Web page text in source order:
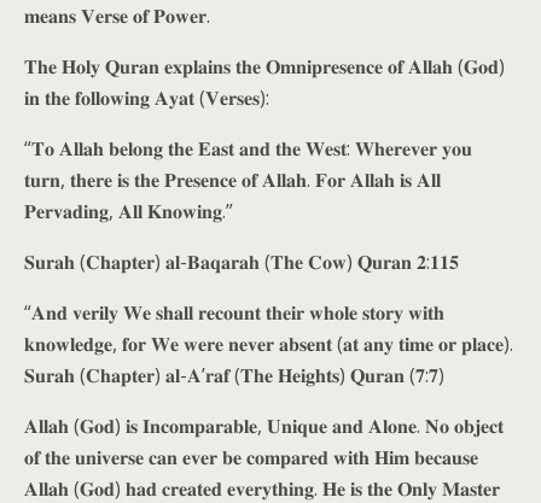
𝐦𝐞𝐚𝐧𝐬 𝐕𝐞𝐫𝐬𝐞 𝐨𝐟 𝐏𝐨𝐰𝐞𝐫.
𝐓𝐡𝐞 𝐇𝐨𝐥𝐲 𝐐𝐮𝐫𝐚𝐧 𝐞𝐱𝐩𝐥𝐚𝐢𝐧𝐬 𝐭𝐡𝐞 𝐎𝐦𝐧𝐢𝐩𝐫𝐞𝐬𝐞𝐧𝐜𝐞 𝐨𝐟 𝐀𝐥𝐥𝐚𝐡 (𝐆𝐨𝐝)
𝐢𝐧 𝐭𝐡𝐞 𝐟𝐨𝐥𝐥𝐨𝐰𝐢𝐧𝐠 𝐀𝐲𝐚𝐭 (𝐕𝐞𝐫𝐬𝐞𝐬):
“𝐓𝐨 𝐀𝐥𝐥𝐚𝐡 𝐛𝐞𝐥𝐨𝐧𝐠 𝐭𝐡𝐞 𝐄𝐚𝐬𝐭 𝐚𝐧𝐝 𝐭𝐡𝐞 𝐖𝐞𝐬𝐭: 𝐖𝐡𝐞𝐫𝐞𝐯𝐞𝐫 𝐲𝐨𝐮
𝐭𝐮𝐫𝐧, 𝐭𝐡𝐞𝐫𝐞 𝐢𝐬 𝐭𝐡𝐞 𝐏𝐫𝐞𝐬𝐞𝐧𝐜𝐞 𝐨𝐟 𝐀𝐥𝐥𝐚𝐡. 𝐅𝐨𝐫 𝐀𝐥𝐥𝐚𝐡 𝐢𝐬 𝐀𝐥𝐥
𝐏𝐞𝐫𝐯𝐚𝐝𝐢𝐧𝐠, 𝐀𝐥𝐥 𝐊𝐧𝐨𝐰𝐢𝐧𝐠.”
𝐒𝐮𝐫𝐚𝐡 (𝐂𝐡𝐚𝐩𝐭𝐞𝐫) 𝐚𝐥-𝐁𝐚𝐪𝐚𝐫𝐚𝐡 (𝐓𝐡𝐞 𝐂𝐨𝐰) 𝐐𝐮𝐫𝐚𝐧 𝟐:𝟏𝟏𝟓
“𝐀𝐧𝐝 𝐯𝐞𝐫𝐢𝐥𝐲 𝐖𝐞 𝐬𝐡𝐚𝐥𝐥 𝐫𝐞𝐜𝐨𝐮𝐧𝐭 𝐭𝐡𝐞𝐢𝐫 𝐰𝐡𝐨𝐥𝐞 𝐬𝐭𝐨𝐫𝐲 𝐰𝐢𝐭𝐡
𝐤𝐧𝐨𝐰𝐥𝐞𝐝𝐠𝐞, 𝐟𝐨𝐫 𝐖𝐞 𝐰𝐞𝐫𝐞 𝐧𝐞𝐯𝐞𝐫 𝐚𝐛𝐬𝐞𝐧𝐭 (𝐚𝐭 𝐚𝐧𝐲 𝐭𝐢𝐦𝐞 𝐨𝐫 𝐩𝐥𝐚𝐜𝐞).
𝐒𝐮𝐫𝐚𝐡 (𝐂𝐡𝐚𝐩𝐭𝐞𝐫) 𝐚𝐥-𝐀’𝐫𝐚𝐟 (𝐓𝐡𝐞 𝐇𝐞𝐢𝐠𝐡𝐭𝐬) 𝐐𝐮𝐫𝐚𝐧 (𝟕:𝟕)
𝐀𝐥𝐥𝐚𝐡 (𝐆𝐨𝐝) 𝐢𝐬 𝐈𝐧𝐜𝐨𝐦𝐩𝐚𝐫𝐚𝐛𝐥𝐞, 𝐔𝐧𝐢𝐪𝐮𝐞 𝐚𝐧𝐝 𝐀𝐥𝐨𝐧𝐞. 𝐍𝐨 𝐨𝐛𝐣𝐞𝐜𝐭
𝐨𝐟 𝐭𝐡𝐞 𝐮𝐧𝐢𝐯𝐞𝐫𝐬𝐞 𝐜𝐚𝐧 𝐞𝐯𝐞𝐫 𝐛𝐞 𝐜𝐨𝐦𝐩𝐚𝐫𝐞𝐝 𝐰𝐢𝐭𝐡 𝐇𝐢𝐦 𝐛𝐞𝐜𝐚𝐮𝐬𝐞
𝐀𝐥𝐥𝐚𝐡 (𝐆𝐨𝐝) 𝐡𝐚𝐝 𝐜𝐫𝐞𝐚𝐭𝐞𝐝 𝐞𝐯𝐞𝐫𝐲𝐭𝐡𝐢𝐧𝐠. 𝐇𝐞 𝐢𝐬 𝐭𝐡𝐞 𝐎𝐧𝐥𝐲 𝐌𝐚𝐬𝐭𝐞𝐫